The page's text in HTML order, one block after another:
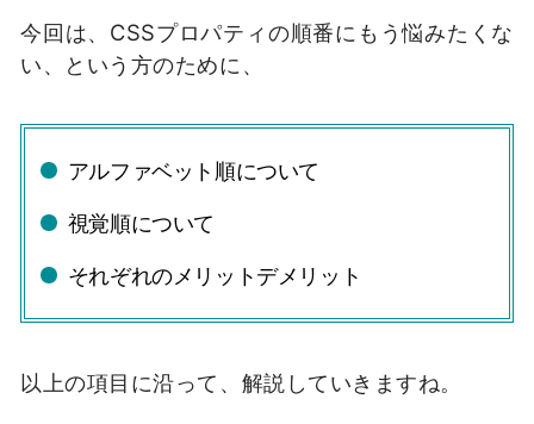
今回は、CSSプロパティの順番にもう悩みたくな
い、という方のために、
アルファベット順について
視覚順について
それぞれのメリットデメリット
以上の項目に沿って、解説していきますね。